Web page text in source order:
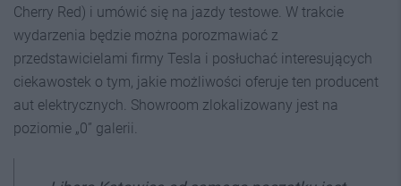
Cherry Red) i umówić się na jazdy testowe. W trakcie
wydarzenia będzie można porozmawiać z
przedstawicielami firmy Tesla i posłuchać interesujących
ciekawostek o tym, jakie możliwości oferuje ten producent
aut elektrycznych. Showroom zlokalizowany jest na
poziomie „0” galerii.